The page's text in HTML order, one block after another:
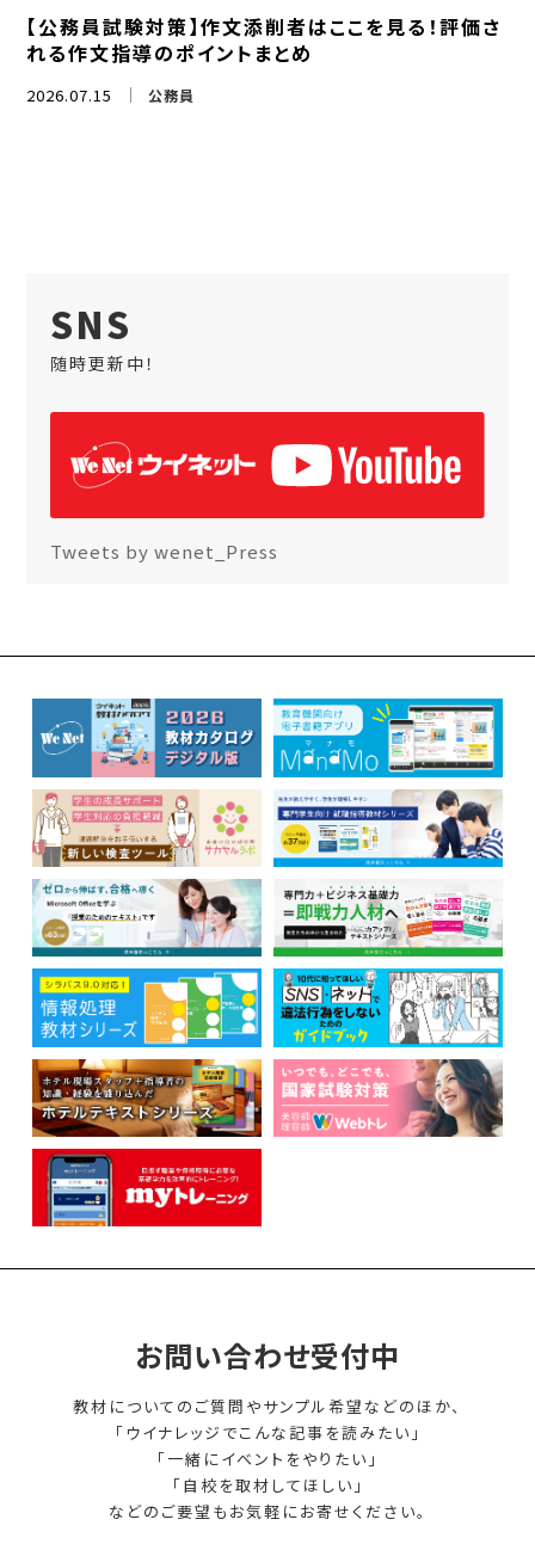
【公務員試験対策】作文添削者はここを見る！評価さ
れる作文指導のポイントまとめ
2026.07.15 公務員
SNS
随時更新中！
Tweets by wenet_Press
お問い合わせ受付中
教材についてのご質問やサンプル希望などのほか、
「ウイナレッジでこんな記事を読みたい」
「一緒にイベントをやりたい」
「自校を取材してほしい」
などのご要望もお気軽にお寄せください。